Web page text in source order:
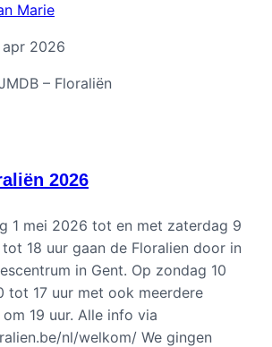
Marie
2026
– Floraliën
2026
1 mei 2026 tot en met zaterdag 9
18 uur gaan de Floralien door in
in Gent. Op zondag 10
tot 17 uur met ook meerdere
19 uur. Alle info via
nl/welkom/ We gingen